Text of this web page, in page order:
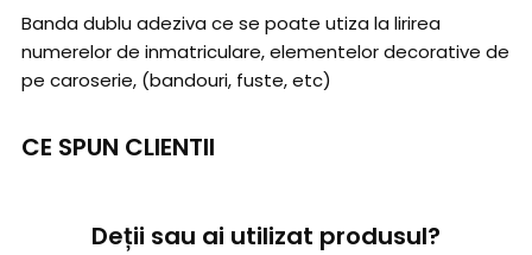
Banda dublu adeziva ce se poate utiza la lirirea
numerelor de inmatriculare, elementelor decorative de
pe caroserie, (bandouri, fuste, etc)
CE SPUN CLIENTII
Deții sau ai utilizat produsul?